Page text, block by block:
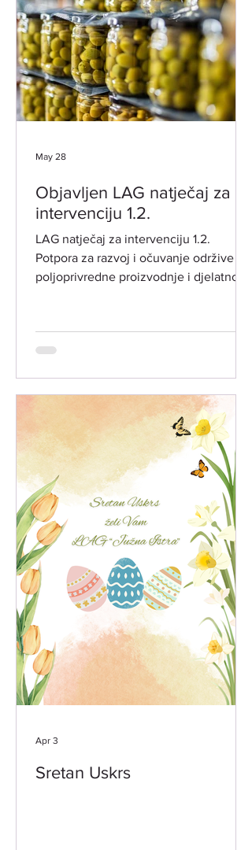
sudjelovanje nisu potrebne. ​ LOKACIJA
ODRŽAVANJA: Grad Vodnjan-Dignano,
Trgovačka 2 -VJENČANA SALA
DATUM I VRIJEME: 18. LIPNJA 2026.
GODINE (ČETVRTAK
Objavljen LAG natječaj za
intervenciju 1.2.
LAG natječaj za intervenciju 1.2.
Potpora za razvoj i očuvanje održive
poljoprivredne proizvodnje i djelatnosti
LAG natječaj temeljem LRS LAG-a
"Južna Istra" za razdoblje 2023.-2027.
poljoprivredne djelatnosti" (ref. broj
natječaja 001-12-26-01) ​ PREDMET
NATJEČAJA:​ Predmet LAG natječaja je
poticanje ulaganja u preradu
poljoprivredn
May 28
Sretan Uskrs
Apr 3